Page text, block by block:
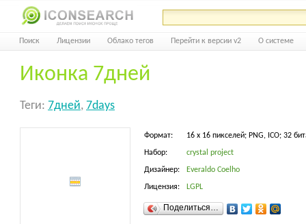
Поиск Лицензии Облако тегов Перейти к версии v2 О системе
Иконка 7дней
Теги: 7дней, 7days
Формат: 16 x 16 пикселей; PNG, ICO; 32
Набор: crystal project
Дизайнер: Everaldo Coelho
Лицензия: LGPL
Поделиться…